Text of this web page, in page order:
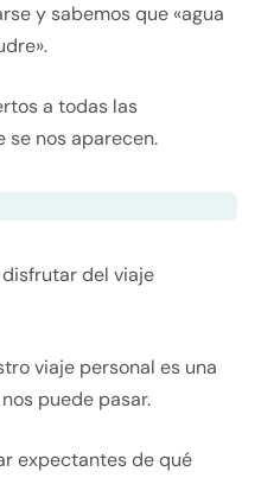
y sabemos que «agua
a todas las
nos aparecen.
del viaje
viaje personal es una
puede pasar.
expectantes de qué